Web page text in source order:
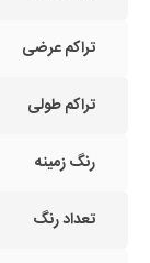
تراکم عرضی
تراکم طولی
رنگ زمینه
تعداد رنگ